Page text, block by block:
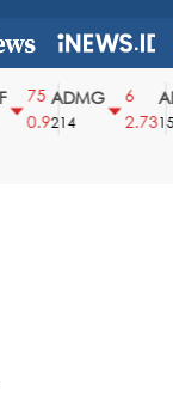
75
0.9
ADMG
214
2.73